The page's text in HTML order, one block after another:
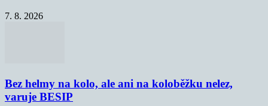
7. 8. 2026
Bez helmy na kolo, ale ani na koloběžku nelez,
varuje BESIP